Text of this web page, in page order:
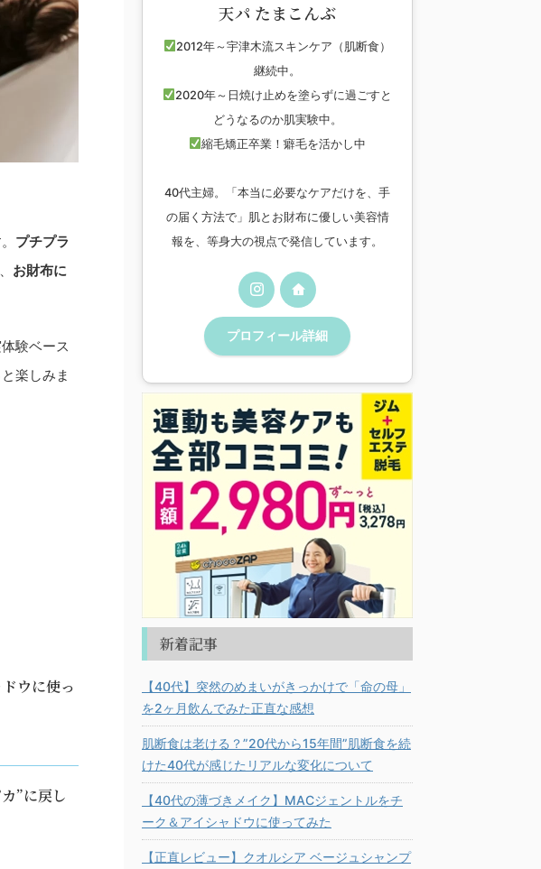
プチプラ
お財布に
験ベース
楽しみま
ウに使っ
”に戻し
天パ たまこんぶ
2012年～宇津木流スキンケア（肌断食）
継続中。
2020年～日焼け止めを塗らずに過ごすと
どうなるのか肌実験中。
縮毛矯正卒業！癖毛を活かし中
40代主婦。「本当に必要なケアだけを、手
の届く方法で」肌とお財布に優しい美容情
報を、等身大の視点で発信しています。
プロフィール詳細
新着記事
【40代】突然のめまいがきっかけで「命の母」
を2ヶ月飲んでみた正直な感想
肌断食は老ける？”20代から15年間”肌断食を続
けた40代が感じたリアルな変化について
【40代の薄づきメイク】MACジェントルをチ
ーク＆アイシャドウに使ってみた
【正直レビュー】クオルシア ベージュシャンプ